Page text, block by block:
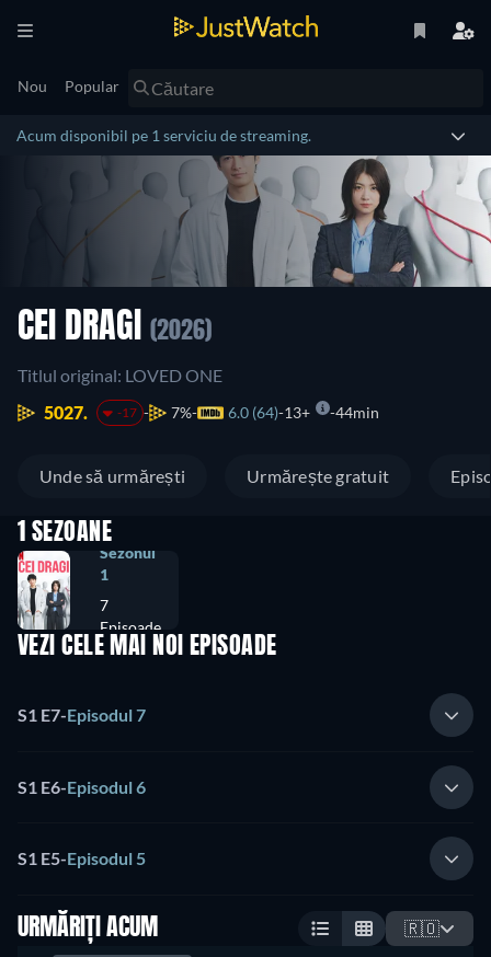
Nou Popular
Acum disponibil pe 1 serviciu de streaming.
CEI DRAGI (2026)
Titlul original: LOVED ONE
5027.
-17 7% 6.0 (64) 13+ 44min
Unde să urmărești Urmărește gratuit
1 SEZOANE
Sezonul
1
7
Episoade
VEZI CELE MAI NOI EPISOADE
S1 E7-Episodul 7
S1 E6-Episodul 6
S1 E5-Episodul 5
URMĂRIȚI ACUM 🇷🇴